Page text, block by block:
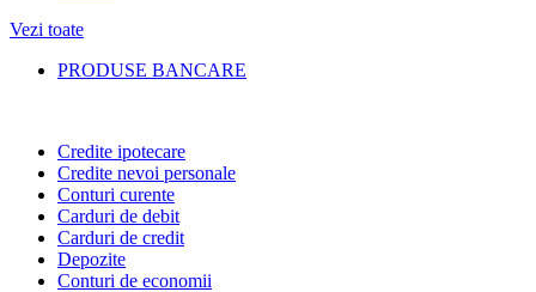
Vezi toate
PRODUSE BANCARE
Credite ipotecare
Credite nevoi personale
Conturi curente
Carduri de debit
Carduri de credit
Depozite
Conturi de economii